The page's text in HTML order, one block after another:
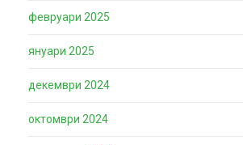
февруари 2025
януари 2025
декември 2024
октомври 2024